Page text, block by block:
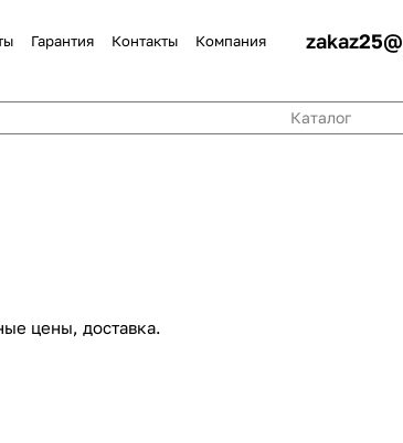
Гарантия Контакты Компания zakaz25@
Каталог
цены, доставка.